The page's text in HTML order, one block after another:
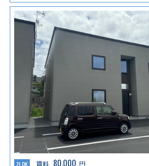
2LDK 賃料 80,000 円